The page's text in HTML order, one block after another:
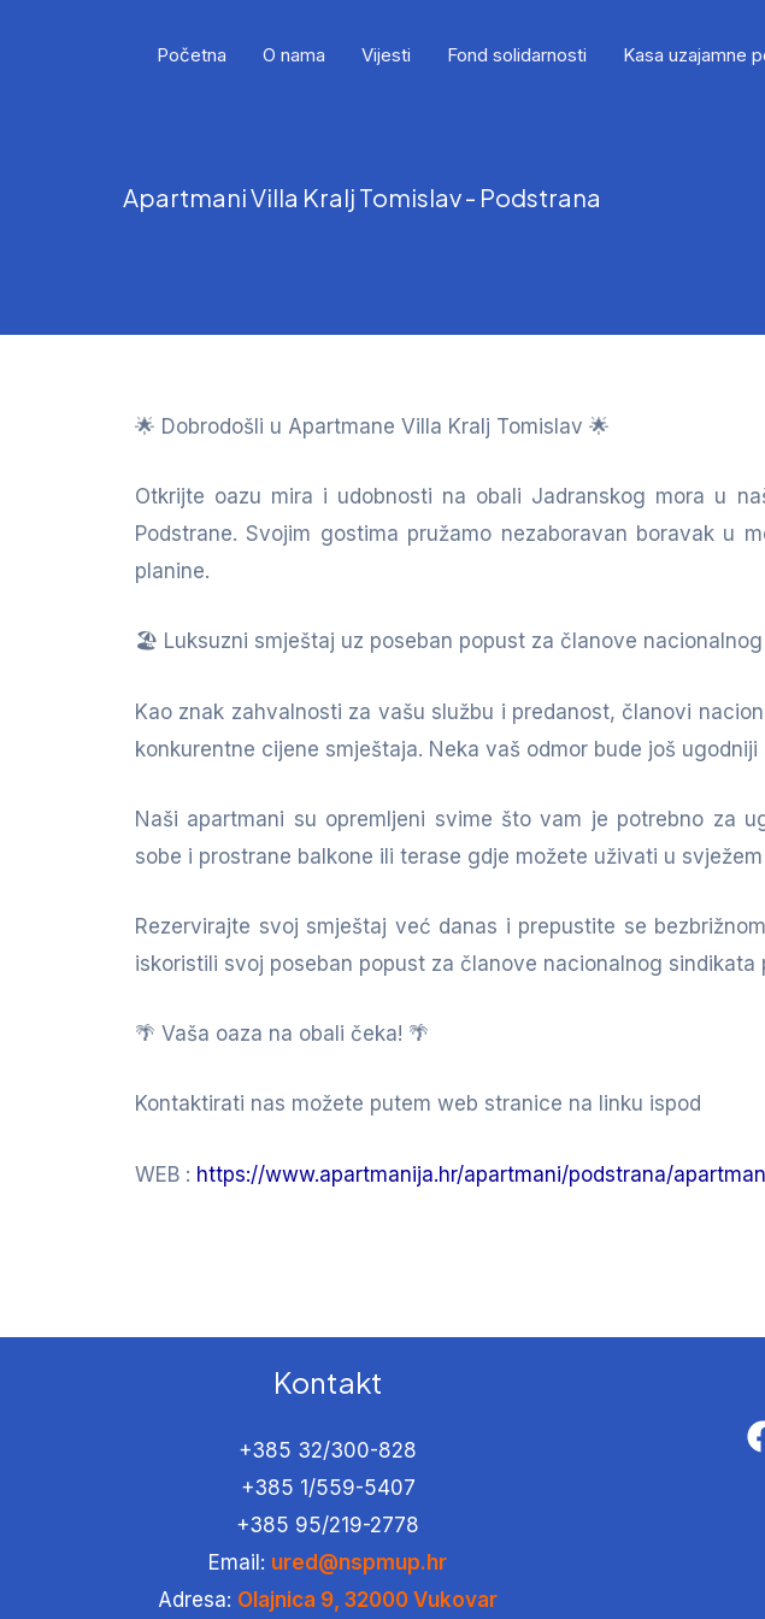
Početna O nama Vijesti Fond solidarnosti Kasa uzajamne
Apartmani Villa Kralj Tomislav - Podstrana
🌟 Dobrodošli u Apartmane Villa Kralj Tomislav 🌟
Otkrijte oazu mira i udobnosti na obali Jadranskog mora u
Podstrane. Svojim gostima pružamo nezaboravan boravak u
planine.
🏖️ Luksuzni smještaj uz poseban popust za članove
Kao znak zahvalnosti za vašu službu i predanost, članovi
konkurentne cijene smještaja. Neka vaš odmor bude još
Naši apartmani su opremljeni svime što vam je potrebno za
sobe i prostrane balkone ili terase gdje možete uživati u
Rezervirajte svoj smještaj već danas i prepustite se
iskoristili svoj poseban popust za članove nacionalnog
🌴 Vaša oaza na obali čeka! 🌴
Kontaktirati nas možete putem web stranice na linku ispod
WEB : https://www.apartmanija.hr/apartmani/podstrana/
Kontakt
+385 32/300-828
+385 1/559-5407
+385 95/219-2778
Email: ured@nspmup.hr
Adresa: Olajnica 9, 32000 Vukovar